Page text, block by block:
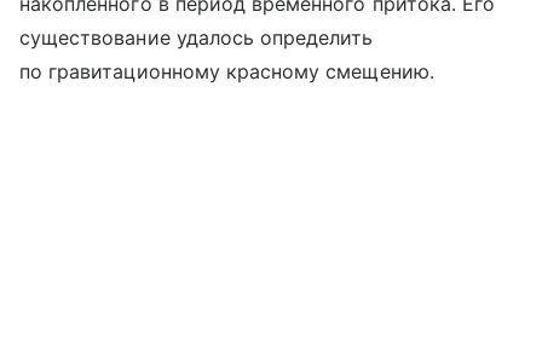
существование удалось определить
по гравитационному красному смещению.